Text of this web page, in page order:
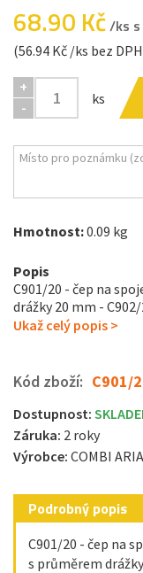
68.90 Kč/ks s
(56.94 Kč /ks bez
+
-
ks
Hmotnost:0.09 kg
Popis
C901/20 - čep na
drážky 20 mm - C902/
Ukaž celý popis >
Kód zboží: C901/
Dostupnost:
Záruka: 2 roky
Výrobce: COMBI
Podrobný popis
C901/20 - čep na
s průměrem